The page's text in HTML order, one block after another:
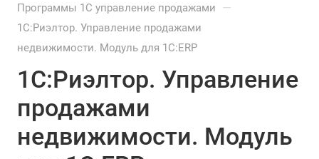
Программы 1С управление продажами —
1С:Риэлтор. Управление продажами
недвижимости. Модуль для 1С:ERP
1С:Риэлтор. Управление
продажами
недвижимости. Модуль